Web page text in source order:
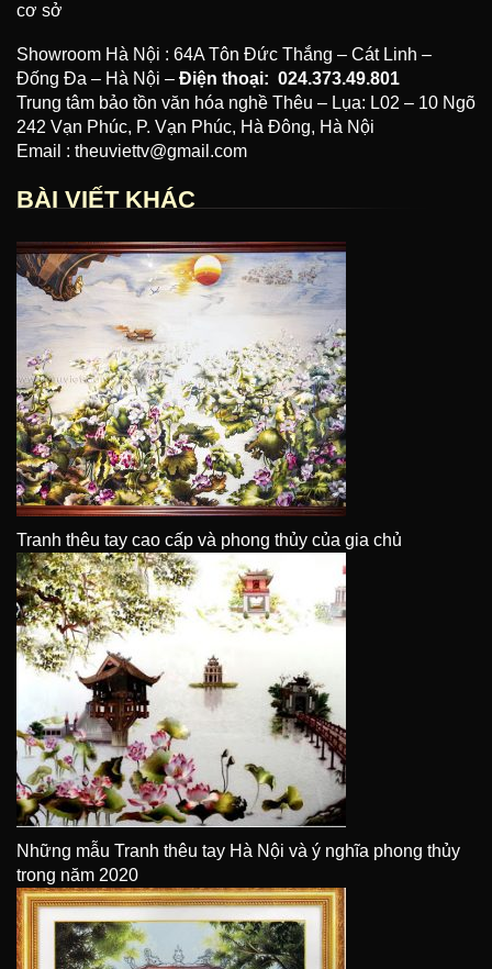
cơ sở
Showroom Hà Nội : 64A Tôn Đức Thắng – Cát Linh –
Đống Đa – Hà Nội – Điện thoại: 024.373.49.801
Trung tâm bảo tồn văn hóa nghề Thêu – Lụa: L02 – 10 Ngõ
242 Vạn Phúc, P. Vạn Phúc, Hà Đông, Hà Nội
Email : theuviettv@gmail.com
BÀI VIẾT KHÁC
Tranh thêu tay cao cấp và phong thủy của gia chủ
Những mẫu Tranh thêu tay Hà Nội và ý nghĩa phong thủy
trong năm 2020